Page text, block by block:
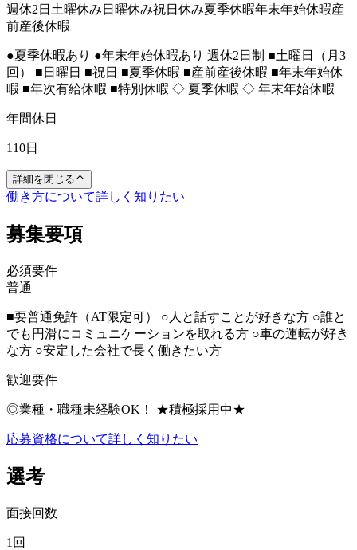
週休2日 土曜休み 日曜休み祝日休み夏季休暇年末年始休暇産
前産後休暇
●夏季休暇あり ●年末年始休暇あり 週休2日制 ■土曜日（月3
回） ■日曜日 ■祝日 ■夏季休暇 ■産前産後休暇 ■年末年始休
暇 ■年次有給休暇 ■特別休暇 ◇ 夏季休暇 ◇ 年末年始休暇
年間休日
110日
詳細を閉じる
働き方について詳しく知りたい
募集要項
必須要件
普通
■要普通免許（AT限定可） ○人と話すことが好きな方 ○誰と
でも円滑にコミュニケーションを取れる方 ○車の運転が好き
な方 ○安定した会社で長く働きたい方
歓迎要件
◎業種・職種未経験OK！ ★積極採用中★
応募資格について詳しく知りたい
選考
面接回数
1回